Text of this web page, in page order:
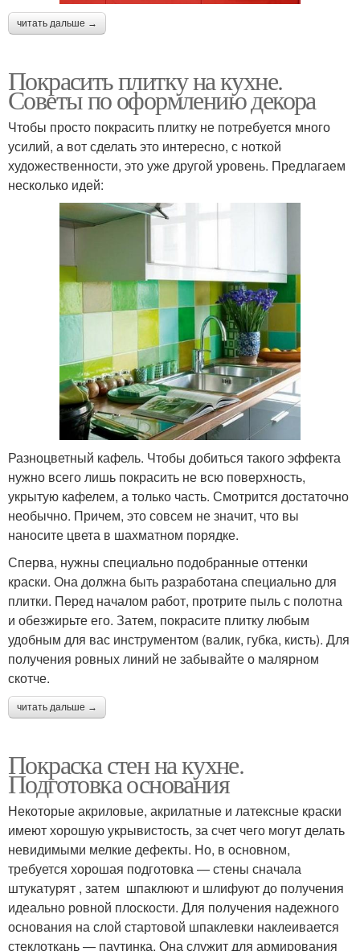
читать дальше →
Покрасить плитку на кухне.
Советы по оформлению декора
Чтобы просто покрасить плитку не потребуется много
усилий, а вот сделать это интересно, с ноткой
художественности, это уже другой уровень. Предлагаем
несколько идей:
Разноцветный кафель. Чтобы добиться такого эффекта
нужно всего лишь покрасить не всю поверхность,
укрытую кафелем, а только часть. Смотрится достаточно
необычно. Причем, это совсем не значит, что вы
наносите цвета в шахматном порядке.
Сперва, нужны специально подобранные оттенки
краски. Она должна быть разработана специально для
плитки. Перед началом работ, протрите пыль с полотна
и обезжирьте его. Затем, покрасите плитку любым
удобным для вас инструментом (валик, губка, кисть). Для
получения ровных линий не забывайте о малярном
скотче.
читать дальше →
Покраска стен на кухне.
Подготовка основания
Некоторые акриловые, акрилатные и латексные краски
имеют хорошую укрывистость, за счет чего могут делать
невидимыми мелкие дефекты. Но, в основном,
требуется хорошая подготовка — стены сначала
штукатурят , затем шпаклюют и шлифуют до получения
идеально ровной плоскости. Для получения надежного
основания на слой стартовой шпаклевки наклеивается
стеклоткань — паутинка. Она служит для армирования